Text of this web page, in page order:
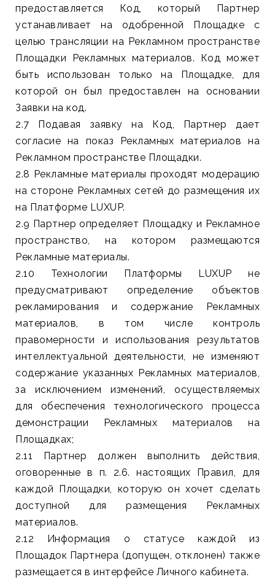
предоставляется Код, который Партнер
устанавливает на одобренной Площадке с
целью трансляции на Рекламном пространстве
Площадки Рекламных материалов. Код может
быть использован только на Площадке, для
которой он был предоставлен на основании
Заявки на код.
2.7 Подавая заявку на Код, Партнер дает
согласие на показ Рекламных материалов на
Рекламном пространстве Площадки.
2.8 Рекламные материалы проходят модерацию
на стороне Рекламных сетей до размещения их
на Платформе LUXUP.
2.9 Партнер определяет Площадку и Рекламное
пространство, на котором размещаются
Рекламные материалы.
2.10 Технологии Платформы LUXUP не
предусматривают определение объектов
рекламирования и содержание Рекламных
материалов, в том числе контроль
правомерности и использования результатов
интеллектуальной деятельности, не изменяют
содержание указанных Рекламных материалов,
за исключением изменений, осуществляемых
для обеспечения технологического процесса
демонстрации Рекламных материалов на
Площадках;
2.11 Партнер должен выполнить действия,
оговоренные в п. 2.6. настоящих Правил, для
каждой Площадки, которую он хочет сделать
доступной для размещения Рекламных
материалов.
2.12 Информация о статусе каждой из
Площадок Партнера (допущен, отклонен) также
размещается в интерфейсе Личного кабинета.